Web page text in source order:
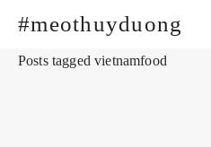
#meothuyduong
Posts tagged vietnamfood